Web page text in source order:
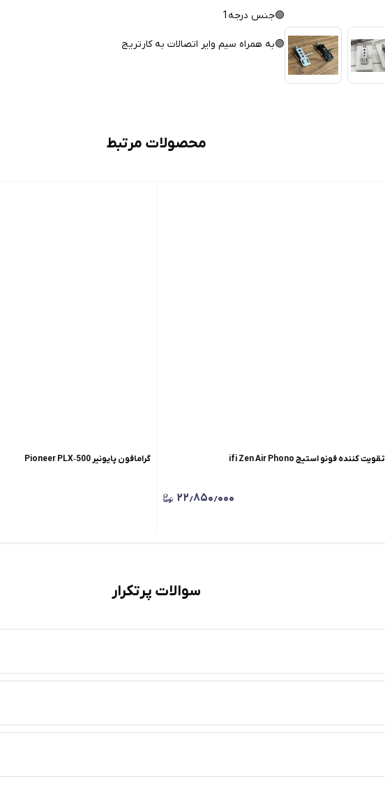
🟢جنس درجه1
🟣به همراه سیم وایر اتصالات به کارتریج
محصولات مرتبط
تقویت کننده فونو استیج ifi Zen Air Phono
۲۲٫۸۵۰٫۰۰۰
گرامافون پایونیر Pioneer PLX‑500
سوالات پرتکرار